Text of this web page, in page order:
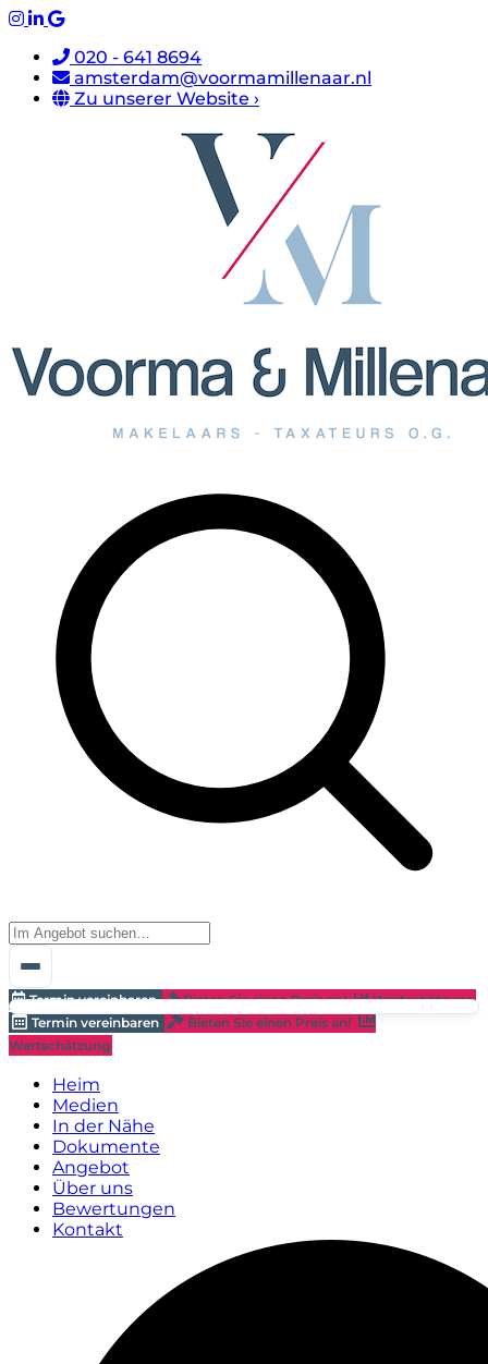
020 - 641 8694
amsterdam@voormamillenaar.nl
Zu unserer Website ›
Termin vereinbaren Bieten Sie einen Preis an!
Wertschätzung
Termin vereinbaren
Bieten Sie einen Preis an!
Wertschätzung
Heim
Medien
In der Nähe
Dokumente
Angebot
Über uns
Bewertungen
Kontakt